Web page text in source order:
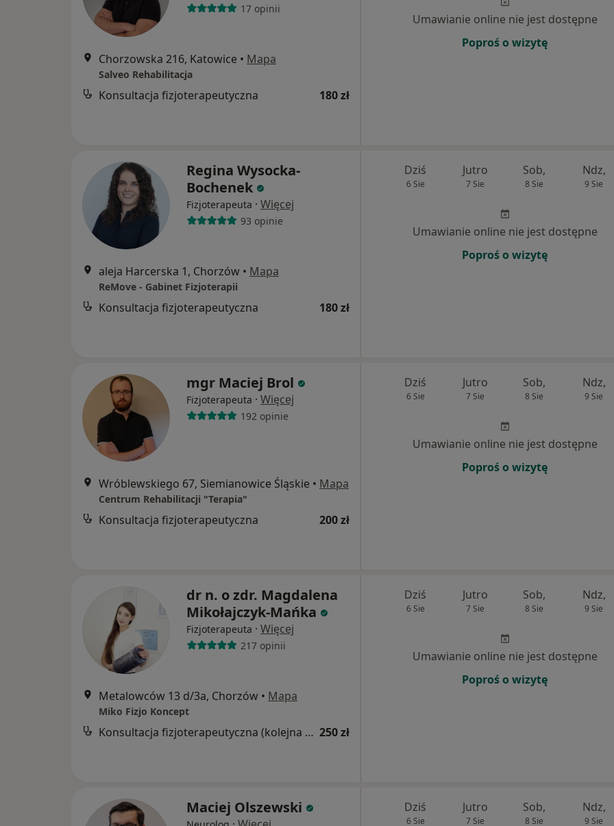
17 opinii
Chorzowska 216, Katowice • Mapa
Salveo Rehabilitacja
Konsultacja fizjoterapeutyczna 180 zł
Umawianie online nie jest dostępne
Poproś o wizytę
Regina Wysocka-
Bochenek
Fizjoterapeuta · Więcej
93 opinie
aleja Harcerska 1, Chorzów • Mapa
ReMove - Gabinet Fizjoterapii
Konsultacja fizjoterapeutyczna 180 zł
Dziś
6 Sie
Jutro
7 Sie
Sob,
8 Sie
Ndz,
9 Sie
Umawianie online nie jest dostępne
Poproś o wizytę
mgr Maciej Brol
Fizjoterapeuta · Więcej
192 opinie
Wróblewskiego 67, Siemianowice Śląskie • Mapa
Centrum Rehabilitacji "Terapia"
Konsultacja fizjoterapeutyczna 200 zł
Dziś
6 Sie
Jutro
7 Sie
Sob,
8 Sie
Ndz,
9 Sie
Umawianie online nie jest dostępne
Poproś o wizytę
dr n. o zdr. Magdalena
Mikołajczyk-Mańka
Fizjoterapeuta · Więcej
217 opinii
Metalowców 13 d/3a, Chorzów • Mapa
Miko Fizjo Koncept
Konsultacja fizjoterapeutyczna (kolejna wizyta) 250 zł
Dziś
6 Sie
Jutro
7 Sie
Sob,
8 Sie
Ndz,
9 Sie
Umawianie online nie jest dostępne
Poproś o wizytę
Maciej Olszewski Dziś
6 Sie
Jutro
7 Sie
Sob,
8 Sie
Ndz,
9 Sie